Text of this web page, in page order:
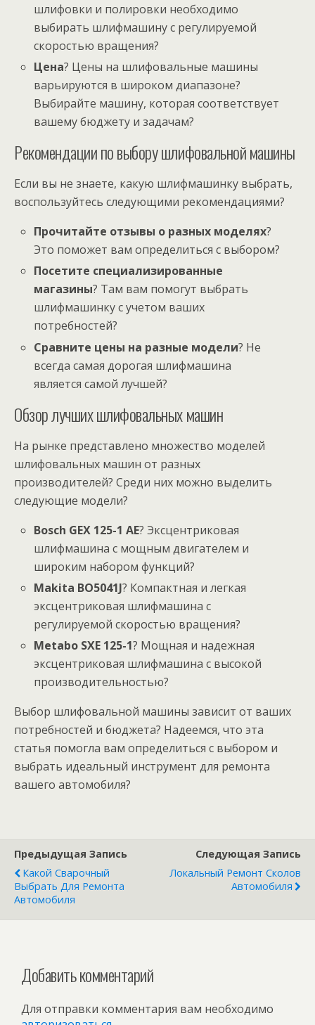
шлифовки и полировки необходимо
выбирать шлифмашину с регулируемой
скоростью вращения?
Цена? Цены на шлифовальные машины
варьируются в широком диапазоне?
Выбирайте машину, которая соответствует
вашему бюджету и задачам?
Рекомендации по выбору шлифовальной машины
Если вы не знаете, какую шлифмашинку выбрать,
воспользуйтесь следующими рекомендациями?
Прочитайте отзывы о разных моделях?
Это поможет вам определиться с выбором?
Посетите специализированные
магазины? Там вам помогут выбрать
шлифмашинку с учетом ваших
потребностей?
Сравните цены на разные модели? Не
всегда самая дорогая шлифмашина
является самой лучшей?
Обзор лучших шлифовальных машин
На рынке представлено множество моделей
шлифовальных машин от разных
производителей? Среди них можно выделить
следующие модели?
Bosch GEX 125-1 AE? Эксцентриковая
шлифмашина с мощным двигателем и
широким набором функций?
Makita BO5041J? Компактная и легкая
эксцентриковая шлифмашина с
регулируемой скоростью вращения?
Metabo SXE 125-1? Мощная и надежная
эксцентриковая шлифмашина с высокой
производительностью?
Выбор шлифовальной машины зависит от ваших
потребностей и бюджета? Надеемся, что эта
статья помогла вам определиться с выбором и
выбрать идеальный инструмент для ремонта
вашего автомобиля?
Предыдущая Запись
Какой Сварочный
Выбрать Для Ремонта
Автомобиля
Следующая Запись
Локальный Ремонт Сколов
Автомобиля
Добавить комментарий
Для отправки комментария вам необходимо